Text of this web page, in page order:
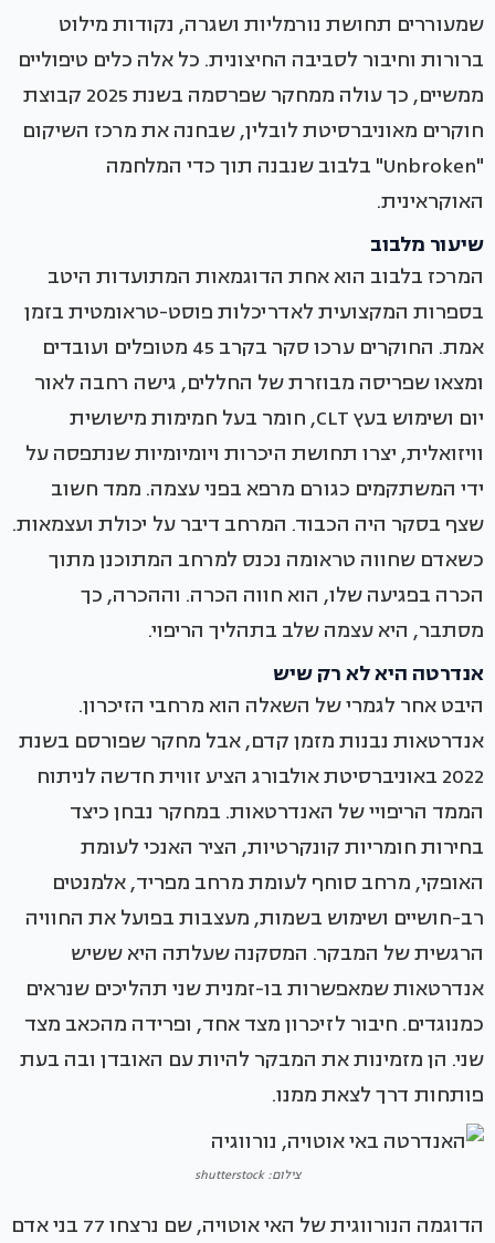
שמעוררים תחושת נורמליות ושגרה, נקודות מילוט
ברורות וחיבור לסביבה החיצונית. כל אלה כלים טיפוליים
ממשיים, כך עולה ממחקר שפרסמה בשנת 2025 קבוצת
חוקרים מאוניברסיטת לובלין, שבחנה את מרכז השיקום
"Unbroken" בלבוב שנבנה תוך כדי המלחמה
האוקראינית.
שיעור מלבוב
המרכז בלבוב הוא אחת הדוגמאות המתועדות היטב
בספרות המקצועית לאדריכלות פוסט-טראומטית בזמן
אמת. החוקרים ערכו סקר בקרב 45 מטופלים ועובדים
ומצאו שפריסה מבוזרת של החללים, גישה רחבה לאור
יום ושימוש בעץ CLT, חומר בעל חמימות מישושית
וויזואלית, יצרו תחושת היכרות ויומיומיות שנתפסה על
ידי המשתקמים כגורם מרפא בפני עצמה. ממד חשוב
שצף בסקר היה הכבוד. המרחב דיבר על יכולת ועצמאות.
כשאדם שחווה טראומה נכנס למרחב המתוכנן מתוך
הכרה בפגיעה שלו, הוא חווה הכרה. וההכרה, כך
מסתבר, היא עצמה שלב בתהליך הריפוי.
אנדרטה היא לא רק שיש
היבט אחר לגמרי של השאלה הוא מרחבי הזיכרון.
אנדרטאות נבנות מזמן קדם, אבל מחקר שפורסם בשנת
2022 באוניברסיטת אולבורג הציע זווית חדשה לניתוח
הממד הריפויי של האנדרטאות. במחקר נבחן כיצד
בחירות חומריות קונקרטיות, הציר האנכי לעומת
האופקי, מרחב סוחף לעומת מרחב מפריד, אלמנטים
רב-חושיים ושימוש בשמות, מעצבות בפועל את החוויה
הרגשית של המבקר. המסקנה שעלתה היא ששיש
אנדרטאות שמאפשרות בו-זמנית שני תהליכים שנראים
כמנוגדים. חיבור לזיכרון מצד אחד, ופרידה מהכאב מצד
שני. הן מזמינות את המבקר להיות עם האובדן ובה בעת
פותחות דרך לצאת ממנו.
צילום: shutterstock
הדוגמה הנורווגית של האי אוטויה, שם נרצחו 77 בני אדם